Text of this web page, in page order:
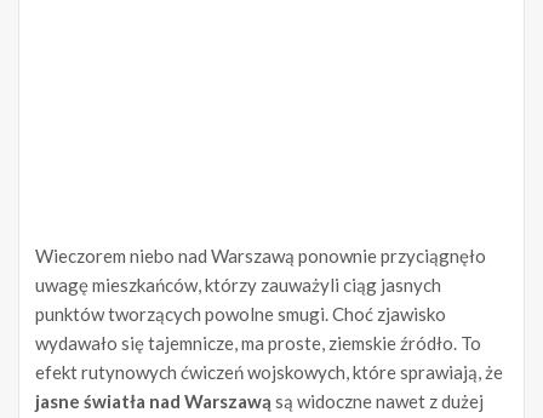
Wieczorem niebo nad Warszawą ponownie przyciągnęło
uwagę mieszkańców, którzy zauważyli ciąg jasnych
punktów tworzących powolne smugi. Choć zjawisko
wydawało się tajemnicze, ma proste, ziemskie źródło. To
efekt rutynowych ćwiczeń wojskowych, które sprawiają, że
jasne światła nad Warszawą są widoczne nawet z dużej